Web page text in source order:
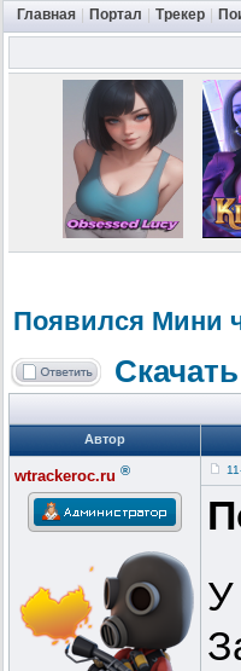
Главная Портал Трекер
Появился Мини
Автор
wtrackeroc.ru ®
У